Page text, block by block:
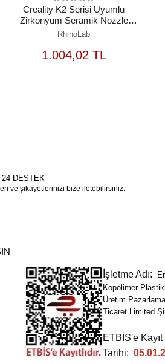
Creality K2 Serisi Uyumlu
Zirkonyum Seramik Nozzle
0.8mm
RhinoLab
1.004,02 TL
SEPETE
EKLE
DESTEK
ve şikayetlerinizi bize iletebilirsiniz.
İşletme Adı:
Kopolimer
Üretim Pazarlama
Ticaret Limited
ETBİS'e Kayıt
Tarihi: